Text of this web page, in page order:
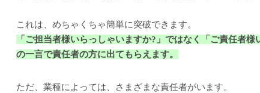
これは、めちゃくちゃ簡単に突破できます。
「ご担当者様いらっしゃいますか?」ではなく「ご責任者様
の一言で責任者の方に出てもらえます。
ただ、業種によっては、さまざまな責任者がいます。